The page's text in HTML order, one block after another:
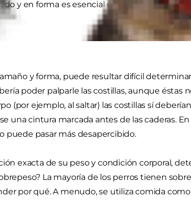
y en forma es esencial para que
y forma, puede resultar difícil
poder palparle las costillas, aunque éstas
(por ejemplo, al saltar) las costillas sí
una cintura marcada antes de las caderas.
puede pasar más desapercibido.
exacta de su peso y condición corporal,
La mayoría de los perros tienen
por qué. A menudo, se utiliza comida